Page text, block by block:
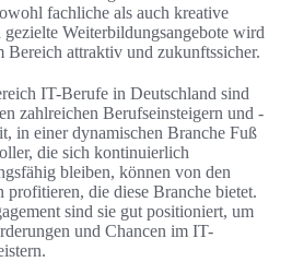
fachliche als auch kreative
Weiterbildungsangebote wird
Bereich attraktiv und zukunftssicher.
IT-Berufe in Deutschland sind
zahlreichen Berufseinsteigern und -
in einer dynamischen Branche Fuß
die sich kontinuierlich
bleiben, können von den
die diese Branche bietet.
sind sie gut positioniert, um
und Chancen im IT-